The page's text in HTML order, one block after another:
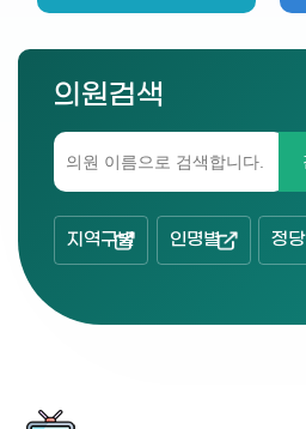
의원검색
지역구별 인명별 정